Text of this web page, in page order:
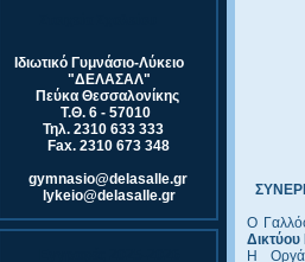
Ιδιωτικό Γυμνάσιο-Λύκειο
"ΔΕΛΑΣΑΛ"
Πεύκα Θεσσαλονίκης
Τ.Θ. 6 - 57010
Τηλ. 2310 633 333
Fax. 2310 673 348
gymnasio@delasalle.gr
lykeio@delasalle.gr
O
Δικτύου
Η